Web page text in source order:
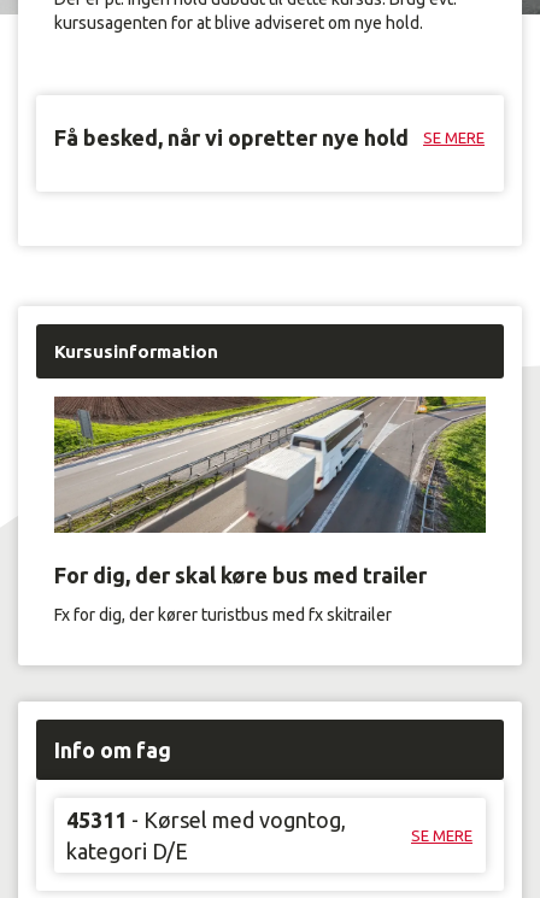
kursusagenten for at blive adviseret om nye hold.
Få besked, når vi opretter nye hold SE MERE
Kursusinformation
For dig, der skal køre bus med trailer
Fx for dig, der kører turistbus med fx skitrailer
Info om fag
45311 - Kørsel med vogntog,
kategori D/E
SE MERE